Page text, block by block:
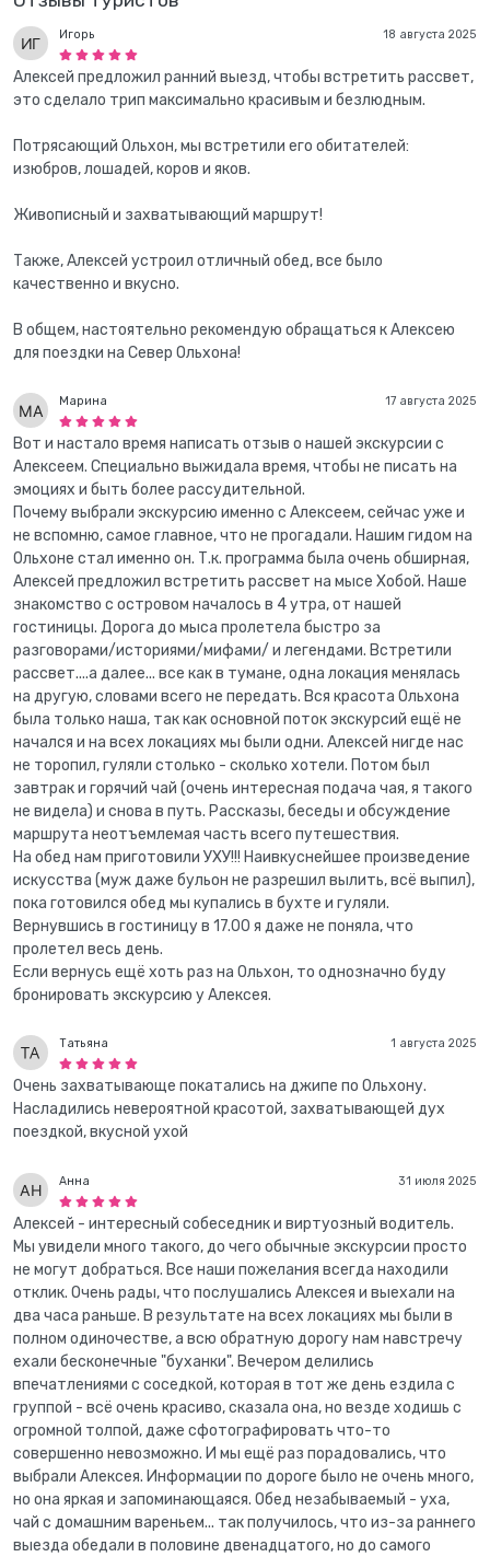
18 августа 2025
Игорь
Алексей предложил ранний выезд, чтобы встретить рассвет,
это сделало трип максимально красивым и безлюдным.
Потрясающий Ольхон, мы встретили его обитателей:
изюбров, лошадей, коров и яков.
Живописный и захватывающий маршрут!
Также, Алексей устроил отличный обед, все было
качественно и вкусно.
В общем, настоятельно рекомендую обращаться к Алексею
для поездки на Север Ольхона!
17 августа 2025
Марина
Вот и настало время написать отзыв о нашей экскурсии с
Алексеем. Специально выжидала время, чтобы не писать на
эмоциях и быть более рассудительной.
Почему выбрали экскурсию именно с Алексеем, сейчас уже и
не вспомню, самое главное, что не прогадали. Нашим гидом на
Ольхоне стал именно он. Т.к. программа была очень обширная,
Алексей предложил встретить рассвет на мысе Хобой. Наше
знакомство с островом началось в 4 утра, от нашей
гостиницы. Дорога до мыса пролетела быстро за
разговорами/историями/мифами/ и легендами. Встретили
рассвет....а далее... все как в тумане, одна локация менялась
на другую, словами всего не передать. Вся красота Ольхона
была только наша, так как основной поток экскурсий ещё не
начался и на всех локациях мы были одни. Алексей нигде нас
не торопил, гуляли столько - сколько хотели. Потом был
завтрак и горячий чай (очень интересная подача чая, я такого
не видела) и снова в путь. Рассказы, беседы и обсуждение
маршрута неотъемлемая часть всего путешествия.
На обед нам приготовили УХУ!!! Наивкуснейшее произведение
искусства (муж даже бульон не разрешил вылить, всё выпил),
пока готовился обед мы купались в бухте и гуляли.
Вернувшись в гостиницу в 17.00 я даже не поняла, что
пролетел весь день.
Если вернусь ещё хоть раз на Ольхон, то однозначно буду
бронировать экскурсию у Алексея.
1 августа 2025
Татьяна
Очень захватывающе покатались на джипе по Ольхону.
Насладились невероятной красотой, захватывающей дух
поездкой, вкусной ухой
31 июля 2025
Анна
Алексей - интересный собеседник и виртуозный водитель.
Мы увидели много такого, до чего обычные экскурсии просто
не могут добраться. Все наши пожелания всегда находили
отклик. Очень рады, что послушались Алексея и выехали на
два часа раньше. В результате на всех локациях мы были в
полном одиночестве, а всю обратную дорогу нам навстречу
ехали бесконечные "буханки". Вечером делились
впечатлениями с соседкой, которая в тот же день ездила с
группой - всё очень красиво, сказала она, но везде ходишь с
огромной толпой, даже сфотографировать что-то
совершенно невозможно. И мы ещё раз порадовались, что
выбрали Алексея. Информации по дороге было не очень много,
но она яркая и запоминающаяся. Обед незабываемый - уха,
чай с домашним вареньем... так получилось, что из-за раннего
выезда обедали в половине двенадцатого, но до самого